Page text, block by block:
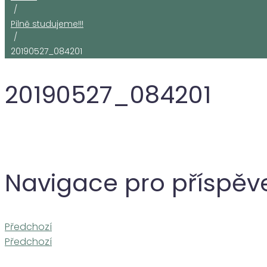
/
Pilně studujeme!!!
/
20190527_084201
20190527_084201
Navigace pro
Předchozí
Předchozí